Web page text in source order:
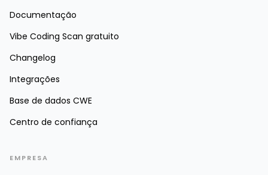
Documentação
Vibe Coding Scan gratuito
Changelog
Integrações
Base de dados CWE
Centro de confiança
EMPRESA